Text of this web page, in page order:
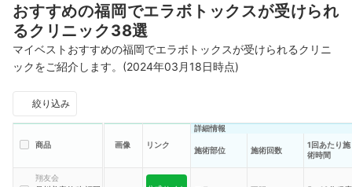
おすすめの福岡でエラボトックスが受けられ
るクリニック38選
マイベストおすすめの福岡でエラボトックスが受けられるクリニ
ックをご紹介します。(2024年03月18日時点)
絞り込み
商品 画像 リンク
詳細情報
施術部位 施術回数
1回あたり施
術時間
翔友会